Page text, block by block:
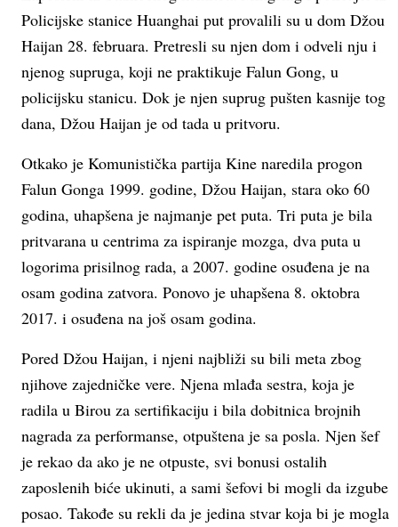
Policijske stanice Huanghai put provalili su u dom Džou
Haijan 28. februara. Pretresli su njen dom i odveli nju i
njenog supruga, koji ne praktikuje Falun Gong, u
policijsku stanicu. Dok je njen suprug pušten kasnije tog
dana, Džou Haijan je od tada u pritvoru.
Otkako je Komunistička partija Kine naredila progon
Falun Gonga 1999. godine, Džou Haijan, stara oko 60
godina, uhapšena je najmanje pet puta. Tri puta je bila
pritvarana u centrima za ispiranje mozga, dva puta u
logorima prisilnog rada, a 2007. godine osuđena je na
osam godina zatvora. Ponovo je uhapšena 8. oktobra
2017. i osuđena na još osam godina.
Pored Džou Haijan, i njeni najbliži su bili meta zbog
njihove zajedničke vere. Njena mlađa sestra, koja je
radila u Birou za sertifikaciju i bila dobitnica brojnih
nagrada za performanse, otpuštena je sa posla. Njen šef
je rekao da ako je ne otpuste, svi bonusi ostalih
zaposlenih biće ukinuti, a sami šefovi bi mogli da izgube
posao. Takođe su rekli da je jedina stvar koja bi je mogla